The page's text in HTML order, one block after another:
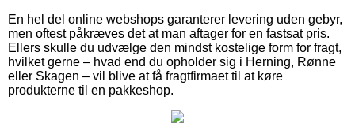
En hel del online webshops garanterer levering uden gebyr,
men oftest påkræves det at man aftager for en fastsat pris.
Ellers skulle du udvælge den mindst kostelige form for fragt,
hvilket gerne – hvad end du opholder sig i Herning, Rønne
eller Skagen – vil blive at få fragtfirmaet til at køre
produkterne til en pakkeshop.